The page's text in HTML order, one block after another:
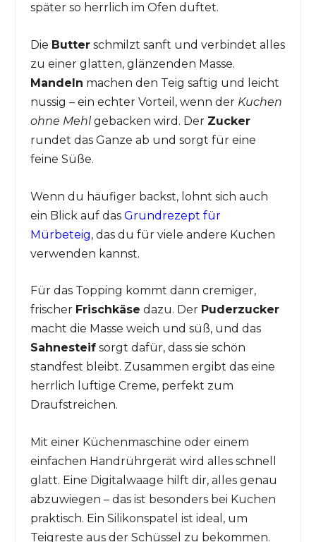
später so herrlich im Ofen duftet.
Die Butterschmilzt sanft und verbindet alles
zu einer glatten, glänzenden Masse.
Mandeln machen den Teig saftig und leicht
nussig – ein echter Vorteil, wenn der Kuchen
ohne Mehlgebacken wird. Der Zucker
rundet das Ganze ab und sorgt für eine
feine Süße.
Wenn du häufiger backst, lohnt sich auch
ein Blick auf das Grundrezept für
Mürbeteig, das du für viele andere Kuchen
verwenden kannst.
Für das Topping kommt dann cremiger,
frischer Frischkäse dazu. Der Puderzucker
macht die Masse weich und süß, und das
Sahnesteifsorgt dafür, dass sie schön
standfest bleibt. Zusammen ergibt das eine
herrlich luftige Creme, perfekt zum
Draufstreichen.
Mit einer Küchenmaschine oder einem
einfachen Handrührgerät wird alles schnell
glatt. Eine Digitalwaage hilft dir, alles genau
abzuwiegen – das ist besonders bei Kuchen
praktisch. Ein Silikonspatel ist ideal, um
Teigreste aus der Schüssel zu bekommen.